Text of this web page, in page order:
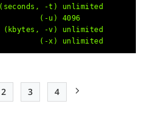
-t) unlimited
(-u) 4096
-v) unlimited
unlimited
Page
2
Page
3
Page
4